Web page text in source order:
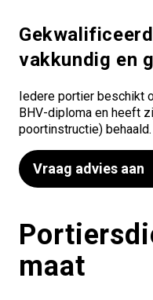
vakkundig en
Iedere portier beschikt
BHV-diploma en heeft
poortinstructie) behaald.
Vraag advies aan
maat